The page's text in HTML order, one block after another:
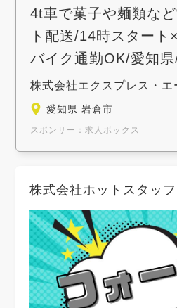
4t車で菓子や麺類な
ト配送/14時スタート
バイク通勤OK/愛知
株式会社エクスプレス・エ
愛知県 岩倉市
スポンサー：求人ボックス
株式会社ホットスタッ